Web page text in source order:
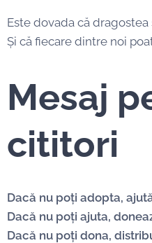
Este dovada că
Și că fiecare dintre noi
Mesaj
cititori
Dacă nu poți adopta,
Dacă nu poți ajuta,
Dacă nu poți dona,